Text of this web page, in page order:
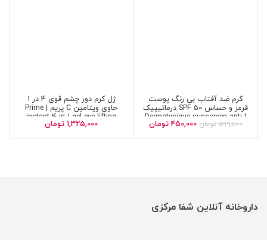
کرم ضد آفتاب بی رنگ پوست
قرمز و حساس SPF 50 درماتیپیک
| Dermatypique sunscreen anti
redness cream599,800 تومان 450,000 تومان
ژل کرم دور چشم قوی 4 در 1
حاوی ویتامین C پریم | Prime
instant 4 in 1 gel eye lifting
cream
1,325,000 تومان
داروخانه آنلاین شفا مرکزی